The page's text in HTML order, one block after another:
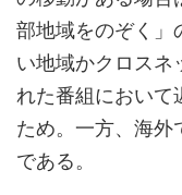
部地域をのぞく」
い地域かクロスネ
れた番組において
ため。一方、海外
である。